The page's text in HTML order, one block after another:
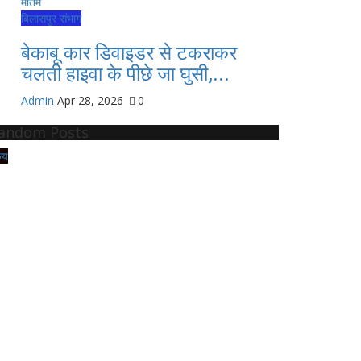
बिलासपुर संभाग
बेकाबू कार डिवाइडर से टकराकर
चलती हाइवा के पीछे जा घुसी,...
Admin Apr 28, 2026 0
Posts